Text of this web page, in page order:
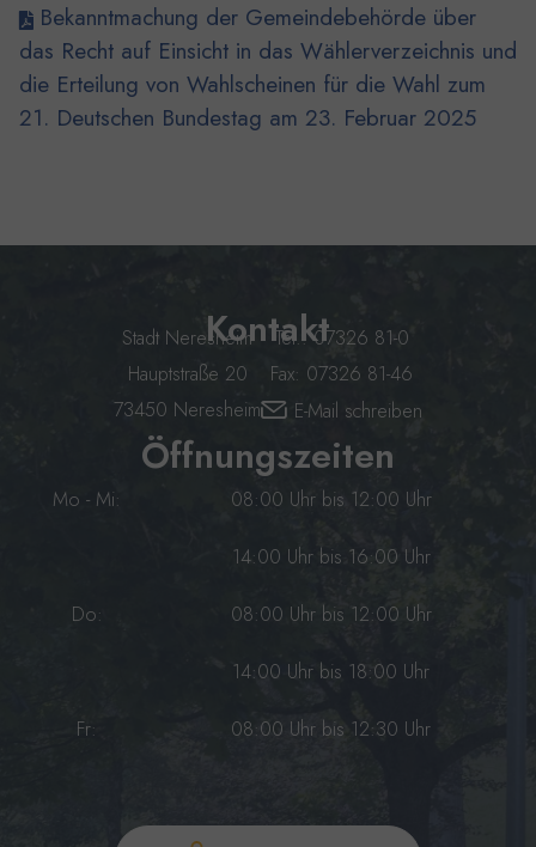
Bekanntmachung der Gemeindebehörde über
das Recht auf Einsicht in das Wählerverzeichnis und
die Erteilung von Wahlscheinen für die Wahl zum
21. Deutschen Bundestag am 23. Februar 2025
Kontakt
Stadt Neresheim
Hauptstraße 20
73450 Neresheim
Tel.: 07326 81-0
Fax: 07326 81-46
E-Mail schreiben
Öffnungszeiten
Mo - Mi: 08:00 Uhr bis 12:00 Uhr
14:00 Uhr bis 16:00 Uhr
Do: 08:00 Uhr bis 12:00 Uhr
14:00 Uhr bis 18:00 Uhr
Fr: 08:00 Uhr bis 12:30 Uhr